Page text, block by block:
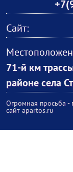
Сайт:
71-й км
районе села
Огромная просьба -
сайт apartos.ru